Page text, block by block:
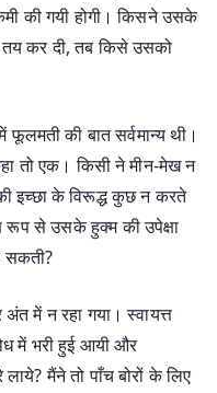
की गयी होगी। किसने उसके
तय कर दी, तब किसे उसको
की बात सर्वमान्य थी।
तो एक। किसी ने मीन-मेख न
इच्छा के विरूद्ध कुछ न करते
से उसके हुक्म की उपेक्षा
सकती?
में न रहा गया। स्वायत्त
में भरी हुई आयी और
मैंने तो पाँच बोरों के लिए